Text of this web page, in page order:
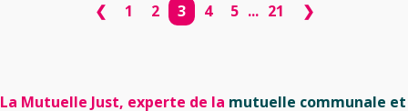
❮ 1 2 3 4 5 ... 21 ❯
La Mutuelle Just, experte de la mutuelle communale et